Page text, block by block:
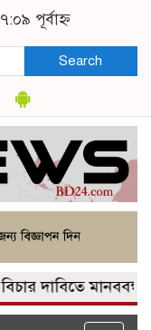
পূর্বাহ্ন
Search
দাবিতে মানববন্ধন